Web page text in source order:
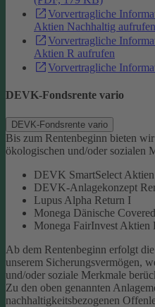
Vorvertragliche
Aktien Nachhaltig aufrufen
Vorvertragliche
Aktien R aufrufen
Vorvertragliche
DEVK-Fondsrente vario
DEVK-Fondsrente vario
Bis zum Rentenbeginn bieten
ökologischen und/oder sozialen
DEVK SmartSelect
DEVK-Anlagekonzept
Lupus Alpha Return I
Monega Dänische
Monega FairInvest Aktien
Ab dem Rentenbeginn erfolgt
unserem Sicherungsvermögen,
und/oder soziale Merkmale
Zu den oben genannten
nachhaltigkeitsbezogenen